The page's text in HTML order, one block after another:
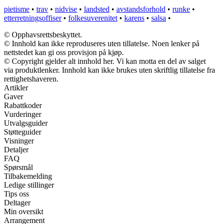
pietisme • trav • nidvise • landsted • avstandsforhold • runke •
etterretningsoffiser• folkesuverenitet • karens • salsa •
© Opphavsrettsbeskyttet.
© Innhold kan ikke reproduseres uten tillatelse. Noen lenker på
nettstedet kan gi oss provisjon på kjøp.
© Copyright gjelder alt innhold her. Vi kan motta en del av salget
via produktlenker. Innhold kan ikke brukes uten skriftlig tillatelse fra
rettighetshaveren.
Artikler
Gaver
Rabattkoder
Vurderinger
Utvalgsguider
Støtteguider
Visninger
Detaljer
FAQ
Spørsmål
Tilbakemelding
Ledige stillinger
Tips oss
Deltager
Min oversikt
Arrangement